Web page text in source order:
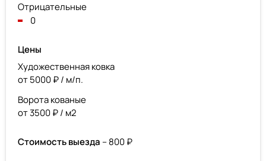
Отрицательные
0
Цены
Художественная ковка
от 5000 ₽ / м/п.
Ворота кованые
от 3500 ₽ / м2
Стоимость выезда – 800 ₽